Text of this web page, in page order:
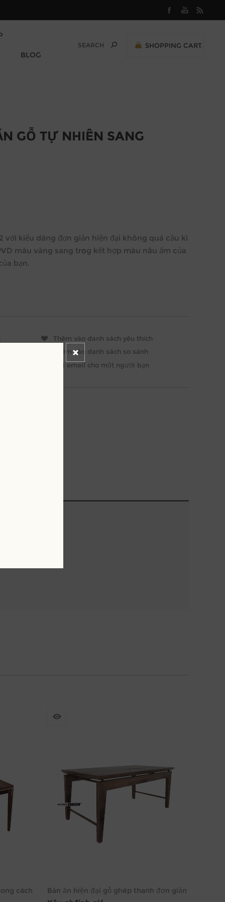
SHOPPING CART
BLOG
GỖ TỰ NHIÊN SANG
kiểu dáng đơn giản hiện đại không quá cầu kì
màu vàng sang trọng kết hợp màu nâu ấm của
bạn.
cách
Bàn ăn hiện đại gỗ ghép thanh đơn giản